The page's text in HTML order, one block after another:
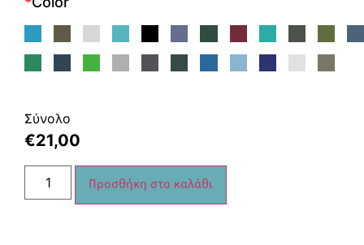
Σύνολο
€21,00
Προσθήκη στο καλάθι